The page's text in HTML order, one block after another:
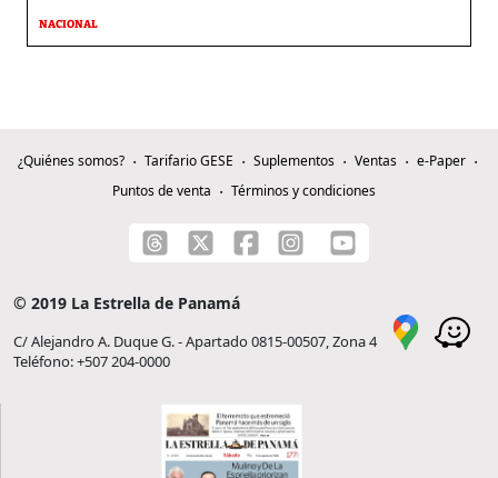
NACIONAL
¿Quiénes somos? Tarifario GESE Suplementos Ventas
e-Paper
Puntos de venta
Términos y condiciones
© 2019 La Estrella de Panamá
C/ Alejandro A. Duque G. - Apartado 0815-00507, Zona 4
Teléfono: +507 204-0000